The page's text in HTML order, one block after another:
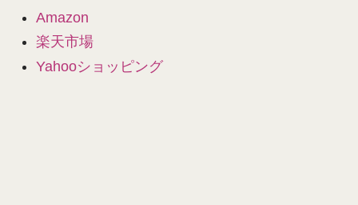
Amazon
楽天市場
Yahooショッピング